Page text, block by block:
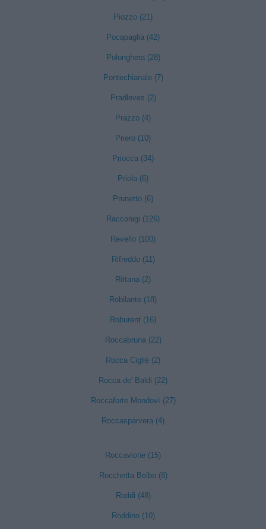
Piozzo (21)
Pocapaglia (42)
Polonghera (28)
Pontechianale (7)
Pradleves (2)
Prazzo (4)
Priero (10)
Priocca (34)
Priola (6)
Prunetto (6)
Racconigi (126)
Revello (100)
Rifreddo (11)
Rittana (2)
Robilante (18)
Roburent (16)
Roccabruna (22)
Rocca Cigliè (2)
Rocca de' Baldi (22)
Roccaforte Mondovì (27)
Roccasparvera (4)
Roccavione (15)
Rocchetta Belbo (8)
Roddi (48)
Roddino (10)